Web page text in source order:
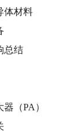
体材料
总结
（PA）